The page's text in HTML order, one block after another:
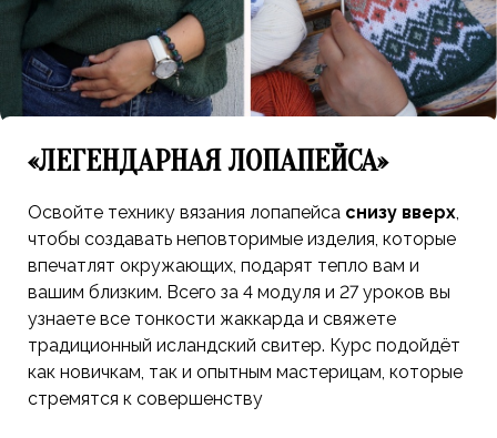
«ЛЕГЕНДАРНАЯ ЛОПАПЕЙСА»
Освойте технику вязания лопапейса снизу вверх,
чтобы создавать неповторимые изделия, которые
впечатлят окружающих, подарят тепло вам и
вашим близким. Всего за 4 модуля и 27 уроков вы
узнаете все тонкости жаккарда и свяжете
традиционный исландский свитер. Курс подойдёт
как новичкам, так и опытным мастерицам, которые
стремятся к совершенству